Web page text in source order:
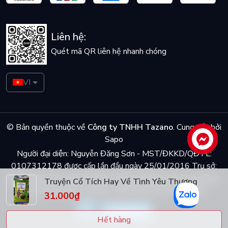
Truyện Cổ Tích Hay Về Tình Yêu Thương
31.000₫
Hết hàng
Liên hệ:
Quét mã QR liên hệ nhanh chóng
VI
© Bản quyền thuộc về Công ty TNHH Tazano. Cung cấp bởi
Sapo
Người đại diện: Nguyễn Đăng Sơn - MST/ĐKKD/QĐTL:
0107312178 được cấp lần đầu ngày 25/01/2016 Trụ sở:
Số 5 ngõ Dã Tương, phố Dã Tượng, phường Trần Hưng Đạo,
quận Hoàn Kiếm, Hà Nội - Điện thoại: 0944048868
Liên hệ